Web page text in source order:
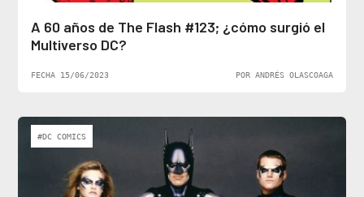
A 60 años de The Flash #123; ¿cómo surgió el
Multiverso DC?
FECHA 15/06/2023 POR ANDRÉS OLASCOAGA
#DC COMICS